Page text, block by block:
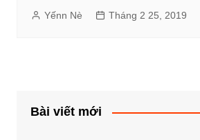
Yếnn Nè Tháng 2 25, 2019
Bài viết mới